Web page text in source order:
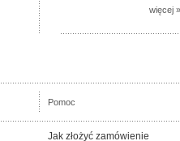
więcej »
Pomoc
Jak złożyć zamówienie